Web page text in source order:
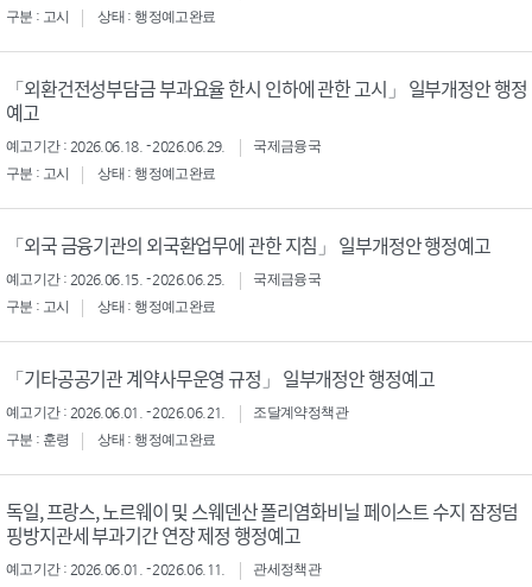
구분 : 고시
상태 : 행정예고완료
「외환건전성부담금 부과요율 한시 인하에 관한 고시」 일부개정안 행정
예고
예고기간 : 2026.06.18. - 2026.06.29.
국제금융국
구분 : 고시
상태 : 행정예고완료
「외국 금융기관의 외국환업무에 관한 지침」 일부개정안 행정예고
예고기간 : 2026.06.15. - 2026.06.25.
국제금융국
구분 : 고시
상태 : 행정예고완료
「기타공공기관 계약사무운영 규정」 일부개정안 행정예고
예고기간 : 2026.06.01. - 2026.06.21.
조달계약정책관
구분 : 훈령
상태 : 행정예고완료
독일, 프랑스, 노르웨이 및 스웨덴산 폴리염화비닐 페이스트 수지 잠정덤
핑방지관세 부과기간 연장 제정 행정예고
예고기간 : 2026.06.01. - 2026.06.11.
관세정책관